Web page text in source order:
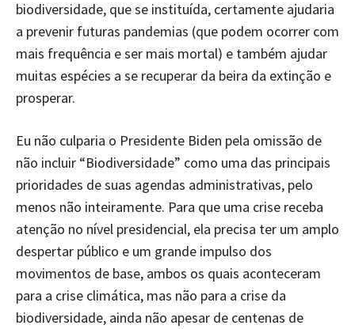
biodiversidade, que se instituída, certamente ajudaria
a prevenir futuras pandemias (que podem ocorrer com
mais frequência e ser mais mortal) e também ajudar
muitas espécies a se recuperar da beira da extinção e
prosperar.
Eu não culparia o Presidente Biden pela omissão de
não incluir “Biodiversidade” como uma das principais
prioridades de suas agendas administrativas, pelo
menos não inteiramente. Para que uma crise receba
atenção no nível presidencial, ela precisa ter um amplo
despertar público e um grande impulso dos
movimentos de base, ambos os quais aconteceram
para a crise climática, mas não para a crise da
biodiversidade, ainda não apesar de centenas de